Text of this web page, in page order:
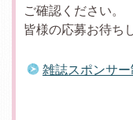
ご確認ください。
皆様の応募お待ち
雑誌スポンサ